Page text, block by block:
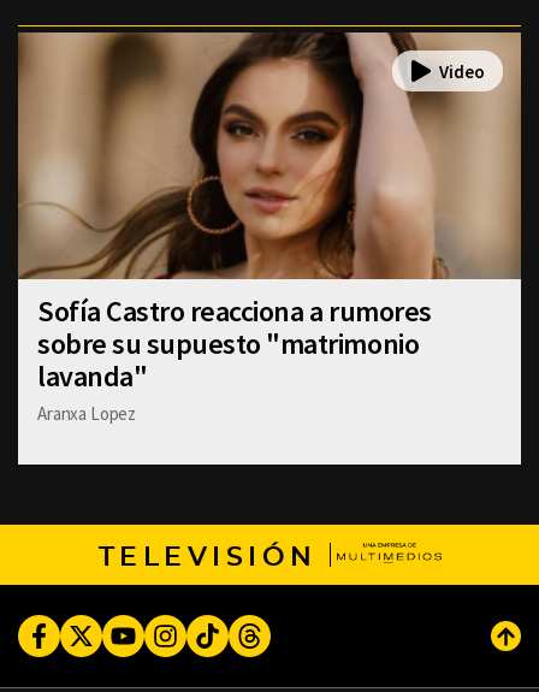
Sofía Castro reacciona a rumores
sobre su supuesto "matrimonio
lavanda"
Aranxa Lopez
TELEVISIÓN
FacebookTwitterYoutubeInstagram
TikTokThreads